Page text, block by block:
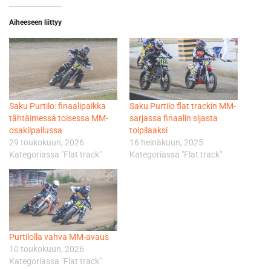
Aiheeseen liittyy
Saku Purtilo: finaalipaikka
tähtäimessä toisessa MM-
osakilpailussa
29 toukokuun, 2026
Kategoriassa "Flat track"
Saku Purtilo flat trackin MM-
sarjassa finaalin sijasta
toipilaaksi
16 heinäkuun, 2025
Kategoriassa "Flat track"
Purtilolla vahva MM-avaus
10 toukokuun, 2026
Kategoriassa "Flat track"